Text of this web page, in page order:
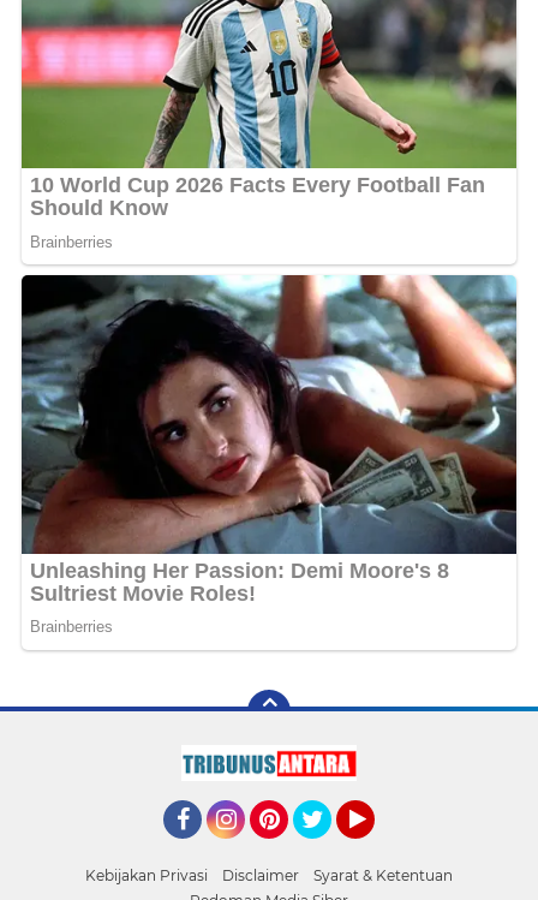
Kebijakan Privasi Disclaimer
Syarat & Ketentuan